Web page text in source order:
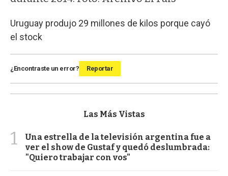
Uruguay produjo 29 millones de kilos porque cayó
el stock
¿Encontraste un error? Reportar
Las Más Vistas
1
Una estrella de la televisión argentina fue a
ver el show de Gustaf y quedó deslumbrada:
"Quiero trabajar con vos"